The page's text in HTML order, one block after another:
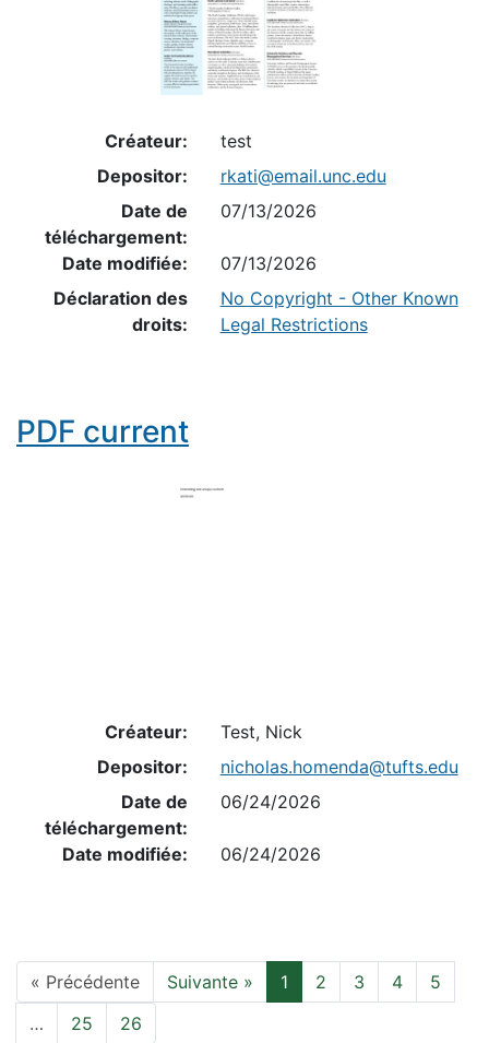
Créateur:
test
Depositor:
rkati@email.unc.edu
Date de
téléchargement:
07/13/2026
Date modifiée:
07/13/2026
Déclaration des
droits:
No Copyright - Other Known
Legal Restrictions
PDF current
Créateur:
Test, Nick
Depositor:
nicholas.homenda@tufts.edu
Date de
téléchargement:
06/24/2026
Date modifiée: 06/24/2026
« Précédente Suivante » 1 Page actuelle, Page 1
2 3 4
5
…
25 26